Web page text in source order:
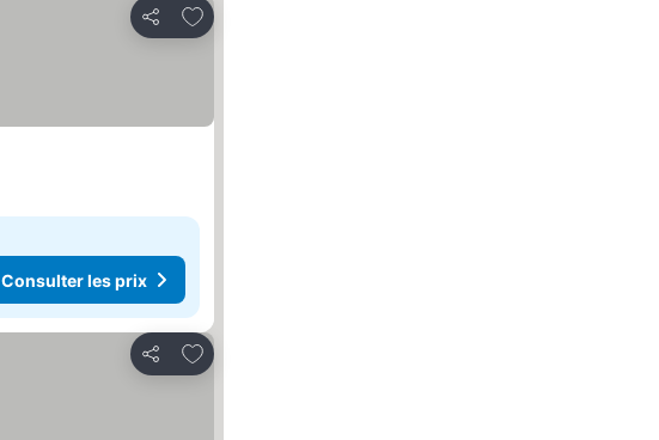
Partager
Ajouter à mes favoris
Consulter les prix
Partager
Ajouter à mes favoris